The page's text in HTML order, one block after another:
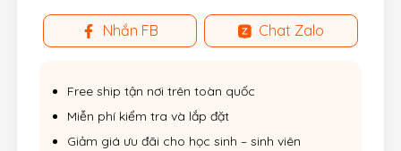
Nhắn FB Chat Zalo
Free ship tận nơi trên toàn quốc
Miễn phí kiểm tra và lắp đặt
Giảm giá ưu đãi cho học sinh – sinh viên